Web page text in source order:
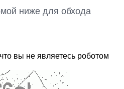
ниже для обхода
вы не являетесь роботом